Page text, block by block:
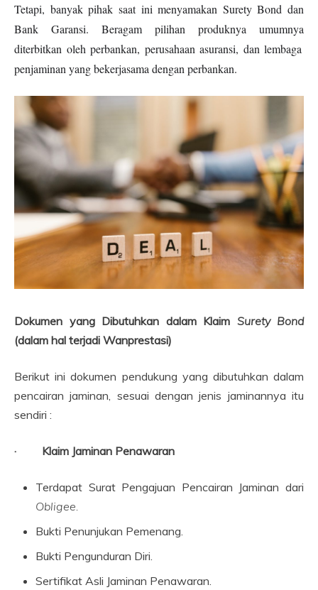
Tetapi, banyak pihak saat ini menyamakan Surety Bond dan
Bank Garansi. Beragam pilihan produknya umumnya
diterbitkan oleh perbankan, perusahaan asuransi, dan lembaga
penjaminan yang bekerjasama dengan perbankan.
Dokumen yang Dibutuhkan dalam Klaim Surety Bond
(dalam hal terjadi Wanprestasi)
Berikut ini dokumen pendukung yang dibutuhkan dalam
pencairan jaminan, sesuai dengan jenis jaminannya itu
sendiri :
· Klaim Jaminan Penawaran
Terdapat Surat Pengajuan Pencairan Jaminan dari
Obligee
Bukti Penunjukan Pemenang.
Bukti Pengunduran Diri.
Sertifikat Asli Jaminan Penawaran.